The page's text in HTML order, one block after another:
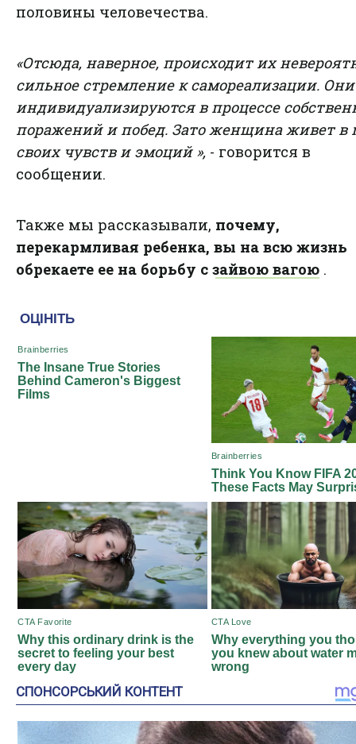
половины человечества.
«Отсюда, наверное, происходит их
сильное стремление к самореализации. Они
индивидуализируются в процессе
поражений и побед. Зато женщина живет в
своих чувств и эмоций », - говорится в
сообщении.
Также мы рассказывали, почему,
перекармливая ребенка, вы на всю жизнь
обрекаете ее на борьбу с зaйвою вaгою .